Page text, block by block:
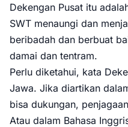
Dekengan Pusat itu
SWT menaungi dan
beribadah dan berbuat
damai dan tentram.
Perlu diketahui, kata
Jawa. Jika diartikan
bisa dukungan,
Atau dalam Bahasa